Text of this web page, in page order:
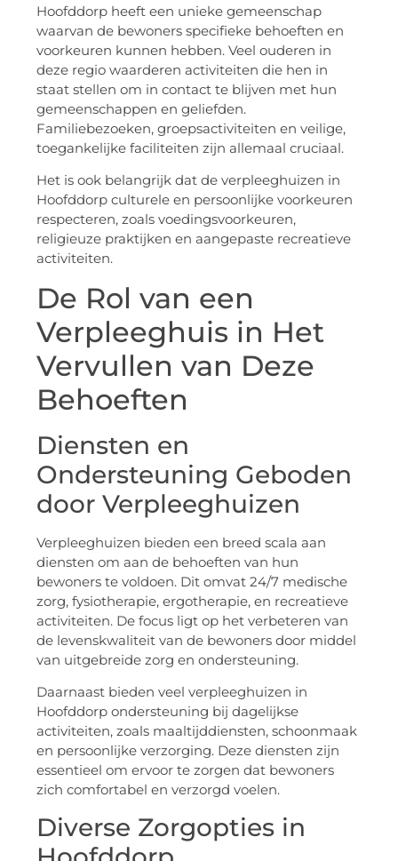
Hoofddorp heeft een unieke gemeenschap
waarvan de bewoners specifieke behoeften en
voorkeuren kunnen hebben. Veel ouderen in
deze regio waarderen activiteiten die hen in
staat stellen om in contact te blijven met hun
gemeenschappen en geliefden.
Familiebezoeken, groepsactiviteiten en veilige,
toegankelijke faciliteiten zijn allemaal cruciaal.
Het is ook belangrijk dat de verpleeghuizen in
Hoofddorp culturele en persoonlijke voorkeuren
respecteren, zoals voedingsvoorkeuren,
religieuze praktijken en aangepaste recreatieve
activiteiten.
De Rol van een
Verpleeghuis in Het
Vervullen van Deze
Behoeften
Diensten en
Ondersteuning Geboden
door Verpleeghuizen
Verpleeghuizen bieden een breed scala aan
diensten om aan de behoeften van hun
bewoners te voldoen. Dit omvat 24/7 medische
zorg, fysiotherapie, ergotherapie, en recreatieve
activiteiten. De focus ligt op het verbeteren van
de levenskwaliteit van de bewoners door middel
van uitgebreide zorg en ondersteuning.
Daarnaast bieden veel verpleeghuizen in
Hoofddorp ondersteuning bij dagelijkse
activiteiten, zoals maaltijddiensten, schoonmaak
en persoonlijke verzorging. Deze diensten zijn
essentieel om ervoor te zorgen dat bewoners
zich comfortabel en verzorgd voelen.
Diverse Zorgopties in